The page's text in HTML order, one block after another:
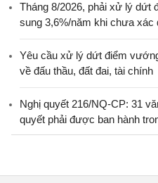
Tháng 8/2026, phải xử lý dứt
sung 3,6%/năm khi chưa
Yêu cầu xử lý dứt điểm
về đấu thầu, đất đai, tài chính
Nghị quyết 216/NQ-CP: 31
quyết phải được ban hành